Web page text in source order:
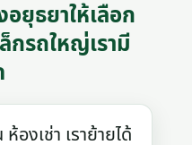
ยุธยาให้เลือก
กรถใหญ่เรามี
งเช่า เราย้ายได้